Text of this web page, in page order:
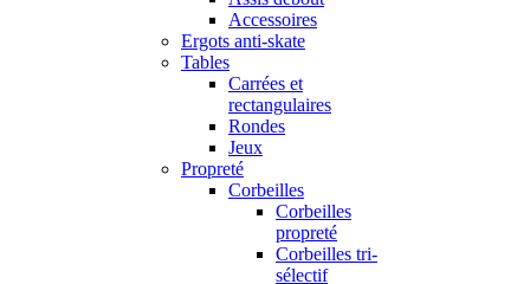
Accessoires
Ergots anti-skate
Tables
Carrées et
rectangulaires
Rondes
Jeux
Propreté
Corbeilles
Corbeilles
propreté
Corbeilles tri-
sélectif